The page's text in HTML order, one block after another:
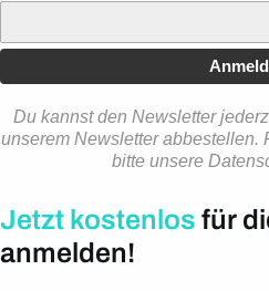
Du kannst den Newsletter
unserem Newsletter abbestellen.
bitte unsere
Jetzt kostenlos für
anmelden!